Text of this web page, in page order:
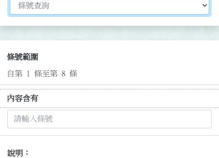
切換選擇法規資訊內容
條號範圍
自第 1 條至第 8 條
內容含有
說明：